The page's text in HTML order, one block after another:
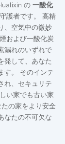
の 一酸化
護者です。 高精
、空気中の微妙
および一酸化炭
漏れのいずれで
発して、あなた
す。 そのインテ
れ、セキュリテ
い家でも古い家
の家をより安全
なたの不可欠な